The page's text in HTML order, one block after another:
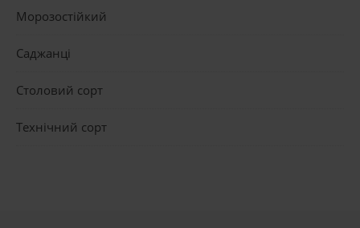
Морозостійкий
Саджанці
Столовий сорт
Технічний сорт